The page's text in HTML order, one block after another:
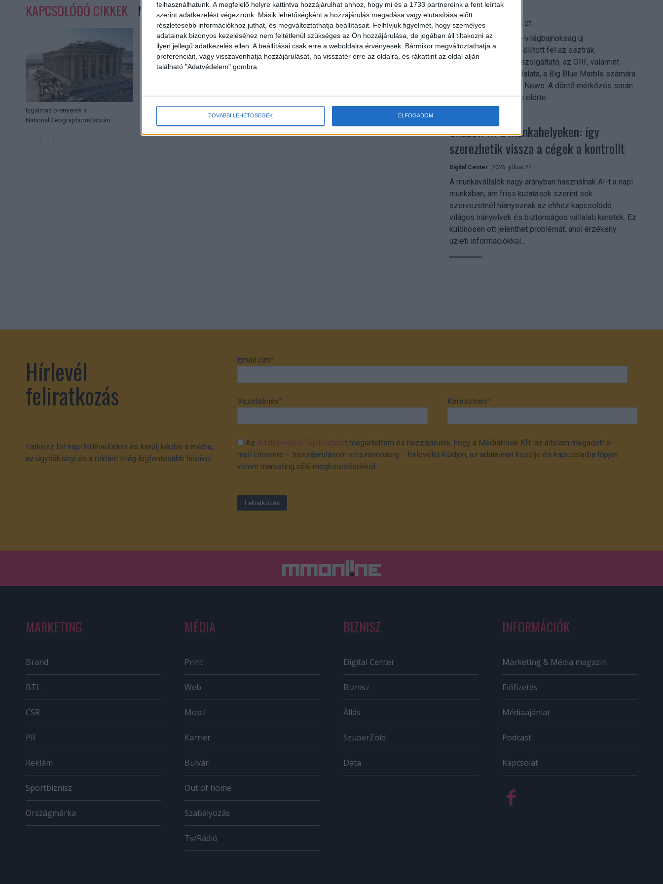
felhasználhatunk. A megfelelő helyre kattintva hozzájárulhat ahhoz, hogy mi és a 1733 partnereink a fent leírtak
szerint adatkezelést végezzünk. Másik lehetőségként a hozzájárulás megadása vagy elutasítása előtt
részletesebb információkhoz juthat, és megváltoztathatja beállításait. Felhívjuk figyelmét, hogy személyes
adatainak bizonyos kezeléséhez nem feltétlenül szükséges az Ön hozzájárulása, de jogában áll tiltakozni az
ilyen jellegű adatkezelés ellen. A beállításai csak erre a weboldalra érvényesek. Bármikor megváltoztathatja a
preferenciáit, vagy visszavonhatja hozzájárulását, ha visszatér erre az oldalra, és rákattint az oldal alján
található "Adatvédelem" gombra.
TOVÁBBI LEHETŐSÉGEK ELFOGADOM
KAPCSOLÓDÓ CIKKEK MORE FROM AUTHOR
Izgalmas premierek a
National Geographic műsorán
Nagydíjért a Csendes barát
mindent vitt
Digital Center 2026. július 27.
A 2026-os labdarúgó-világbajnokság új
streamingrekordokat állított fel az osztrák
közszolgálati műsorszolgáltató, az ORF, valamint
technológiai leányvállalata, a Big Blue Marble számára
– írja a Broadband TV News. A döntő mérkőzés során
az átlagos nézőszám elérte...
Shadow AI a munkahelyeken: így
szerezhetik vissza a cégek a kontrollt
Digital Center 2026. július 24.
A munkavállalók nagy arányban használnak AI-t a napi
munkában, ám friss kutatások szerint sok
szervezetnél hiányoznak az ehhez kapcsolódó
világos irányelvek és biztonságos vállalati keretek. Ez
különösen ott jelenthet problémát, ahol érzékeny
üzleti információkkal...
Hírlevél
feliratkozás
Iratkozz fel napi hírlevelünkre és kerülj képbe a média,
az ügynökségi és a reklám világ legfontosabb híreivel.
Email cím*
Vezetéknév* Keresztnév*
AzAdatkezelési Tájékoztatót megértettem és hozzájárulok, hogy a MédiaHírek Kft. az általam megadott e-
mail címemre – hozzájárulásom visszavonásig – hírlevelet küldjön, az adataimat kezelje és kapcsolatba lépjen
velem marketing célú megkeresésekkel.
MARKETING
Brand
BTL
CSR
PR
Reklám
Sportbiznisz
Országmárka
MÉDIA
Print
Web
Mobil
Karrier
Bulvár
Out of home
Szabályozás
Tv/Rádió
BIZNISZ
Digital Center
Biznisz
Állás
SzuperZöld
Data
INFORMÁCIÓK
Marketing & Média magazin
Előfizetés
Médiaajánlat
Podcast
Kapcsolat